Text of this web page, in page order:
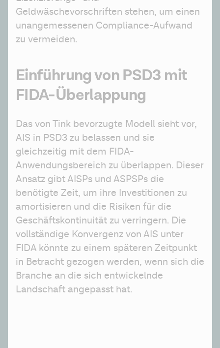
Geldwäschevorschriften stehen, um einen
unangemessenen Compliance-Aufwand
zu vermeiden.
Einführung von PSD3 mit
FIDA-Überlappung
Das von Tink bevorzugte Modell sieht vor,
AIS in PSD3 zu belassen und sie
gleichzeitig mit dem FIDA-
Anwendungsbereich zu überlappen. Dieser
Ansatz gibt AISPs und ASPSPs die
benötigte Zeit, um ihre Investitionen zu
amortisieren und die Risiken für die
Geschäftskontinuität zu verringern. Die
vollständige Konvergenz von AIS unter
FIDA könnte zu einem späteren Zeitpunkt
in Betracht gezogen werden, wenn sich die
Branche an die sich entwickelnde
Landschaft angepasst hat.